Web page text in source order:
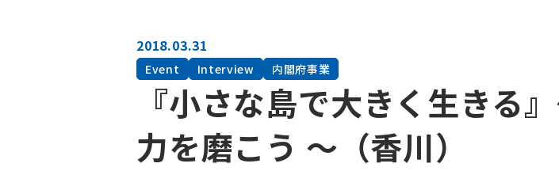
2018.03.31
Event Interview 内閣府事業
『小さな島で大きく生きる
力を磨こう ～（香川）